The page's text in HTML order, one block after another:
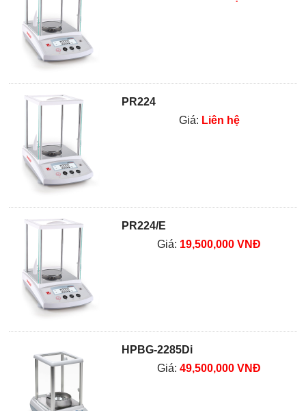
PR224
Giá: Liên hệ
PR224/E
Giá: 19,500,000 VNĐ
HPBG-2285Di
Giá:49,500,000 VNĐ